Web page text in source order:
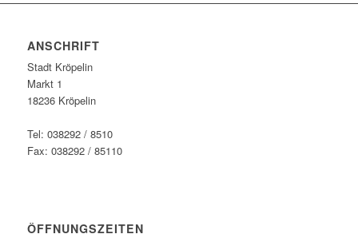
ANSCHRIFT
Stadt Kröpelin
Markt 1
18236 Kröpelin
Tel: 038292 / 8510
Fax: 038292 / 85110
ÖFFNUNGSZEITEN